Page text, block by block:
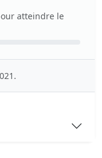
atteindre le